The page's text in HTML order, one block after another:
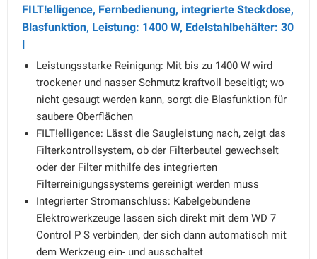
FILT!elligence, Fernbedienung, integrierte Steckdose,
Blasfunktion, Leistung: 1400 W, Edelstahlbehälter: 30
l
Leistungsstarke Reinigung: Mit bis zu 1400 W wird
trockener und nasser Schmutz kraftvoll beseitigt; wo
nicht gesaugt werden kann, sorgt die Blasfunktion für
saubere Oberflächen
FILT!elligence: Lässt die Saugleistung nach, zeigt das
Filterkontrollsystem, ob der Filterbeutel gewechselt
oder der Filter mithilfe des integrierten
Filterreinigungssystems gereinigt werden muss
Integrierter Stromanschluss: Kabelgebundene
Elektrowerkzeuge lassen sich direkt mit dem WD 7
Control P S verbinden, der sich dann automatisch mit
dem Werkzeug ein- und ausschaltet